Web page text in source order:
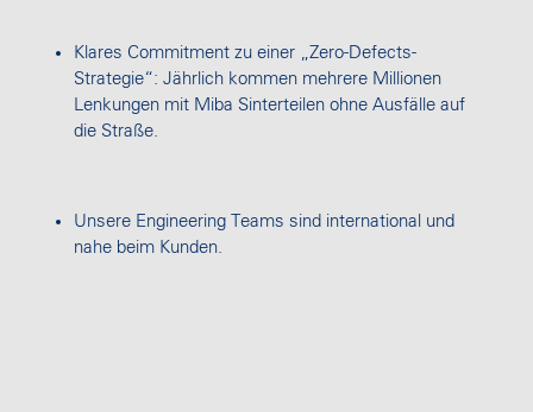
Klares Commitment zu einer „Zero-Defects-
Strategie“: Jährlich kommen mehrere Millionen
Lenkungen mit Miba Sinterteilen ohne Ausfälle auf
die Straße.
Unsere Engineering Teams sind international und
nahe beim Kunden.